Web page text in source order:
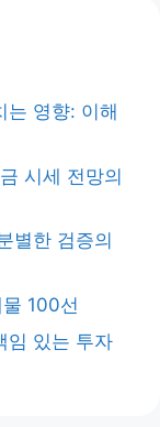
는 영향: 이해
시세 전망의
별한 검증의
100선
임 있는 투자